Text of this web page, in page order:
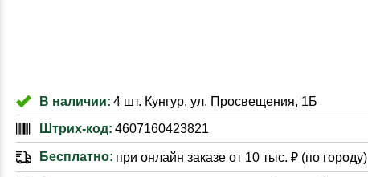
В наличии: 4 шт. Кунгур, ул. Просвещения, 1Б
Штрих-код: 4607160423821
Бесплатно: при онлайн заказе от 10 тыс. ₽ (по городу)